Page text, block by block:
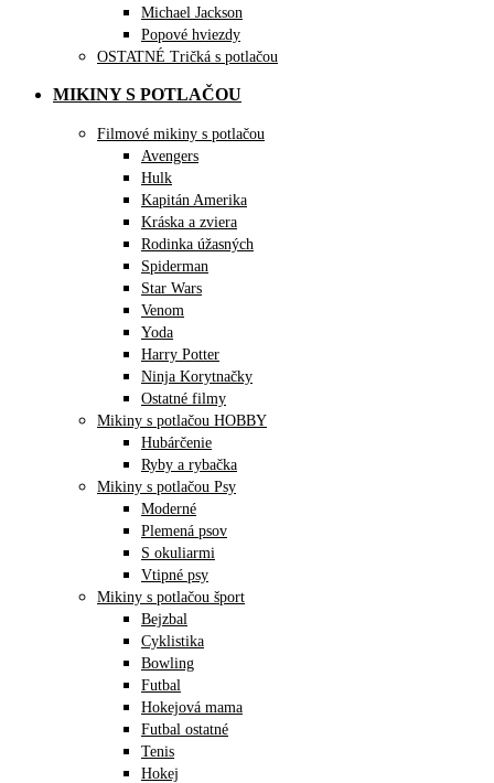
Michael Jackson
Popové hviezdy
OSTATNÉ Tričká s potlačou
MIKINY S POTLAČOU
Filmové mikiny s potlačou
Avengers
Hulk
Kapitán Amerika
Kráska a zviera
Rodinka úžasných
Spiderman
Star Wars
Venom
Yoda
Harry Potter
Ninja Korytnačky
Ostatné filmy
Mikiny s potlačou HOBBY
Hubárčenie
Ryby a rybačka
Mikiny s potlačou Psy
Moderné
Plemená psov
S okuliarmi
Vtipné psy
Mikiny s potlačou šport
Bejzbal
Cyklistika
Bowling
Futbal
Hokejová mama
Futbal ostatné
Tenis
Hokej